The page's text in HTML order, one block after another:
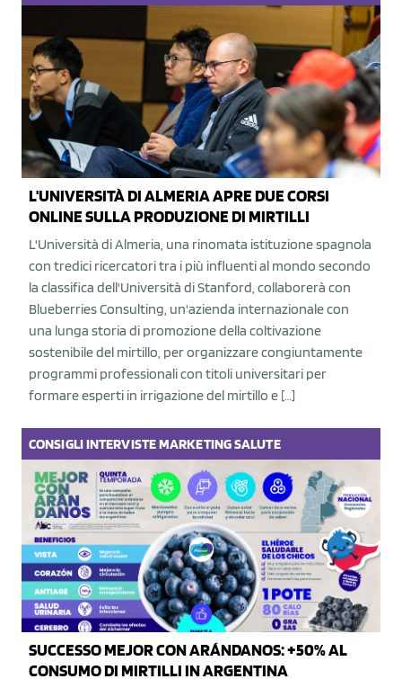
L'UNIVERSITÀ DI ALMERIA APRE DUE CORSI
ONLINE SULLA PRODUZIONE DI MIRTILLI
L'Università di Almeria, una rinomata istituzione spagnola
con tredici ricercatori tra i più influenti al mondo secondo
la classifica dell'Università di Stanford, collaborerà con
Blueberries Consulting, un'azienda internazionale con
una lunga storia di promozione della coltivazione
sostenibile del mirtillo, per organizzare congiuntamente
programmi professionali con titoli universitari per
formare esperti in irrigazione del mirtillo e […]
CONSIGLIINTERVISTEMARKETINGSALUTE
SUCCESSO MEJOR CON ARÁNDANOS: +50% AL
CONSUMO DI MIRTILLI IN ARGENTINA